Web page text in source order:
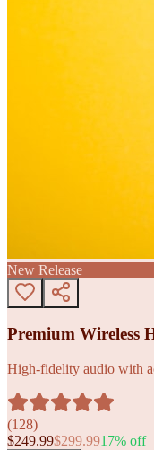
New Release
Premium Wireless
High-fidelity audio with
(128)
$249.99$299.9917% off